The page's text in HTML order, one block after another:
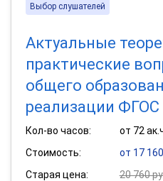
Выбор слушателей
Актуальные
практические
общего
реализации
Кол-во часов:
от 72
Стоимость:
от 17 160
Старая цена:
20 760